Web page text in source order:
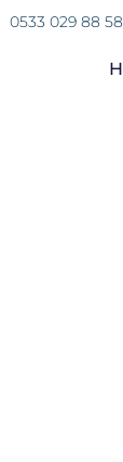
0533 029 88 58